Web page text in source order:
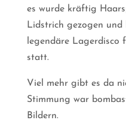
es wurde kräftig
Lidstrich gezogen
legendäre
statt.
Viel mehr gibt es da
Stimmung war
Bildern.